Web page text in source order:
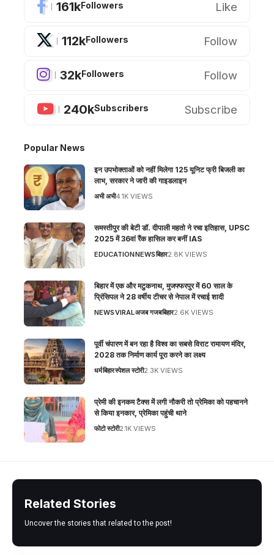
161kFollowers Like
112kFollowers Follow
32kFollowers Follow
240kSubscribers Subscribe
Popular News
इन उपभोक्ताओं को नहीं मिलेगा 125 यूनिट फ्री बिजली का
लाभ, सरकार ने जारी की गाइडलाइन
अभी अभी4.1K VIEWS
समस्तीपुर की बेटी डॉ. दीपाली महतो ने रचा इतिहास, UPSC
2025 में 36वां रैंक हासिल कर बनीं IAS
EDUCATIONNEWSबिहार2.8K VIEWS
बिहार में एक और मटुकनाथ, मुजफ्फरपुर में 60 साल के
प्रिंसिपल ने 28 वर्षीय टीचर से नेपाल में रचाई शादी
NEWSVIRALअजब गजबबिहार2.6K VIEWS
पूर्वी चंपारण में बन रहा है विश्व का सबसे विराट रामायण मंदिर,
2028 तक निर्माण कार्य पूरा करने का लक्ष्य
धर्मबिहारस्पेशल स्टोरी2.3K VIEWS
प्रेमी की इनकम टैक्स में लगी नौकरी तो प्रेमिका को पहचानने
से किया इनकार, प्रेमिका पहुंची थाने
फोटो स्टोरी2.1K VIEWS
Related Stories
Uncover the stories that related to the post!